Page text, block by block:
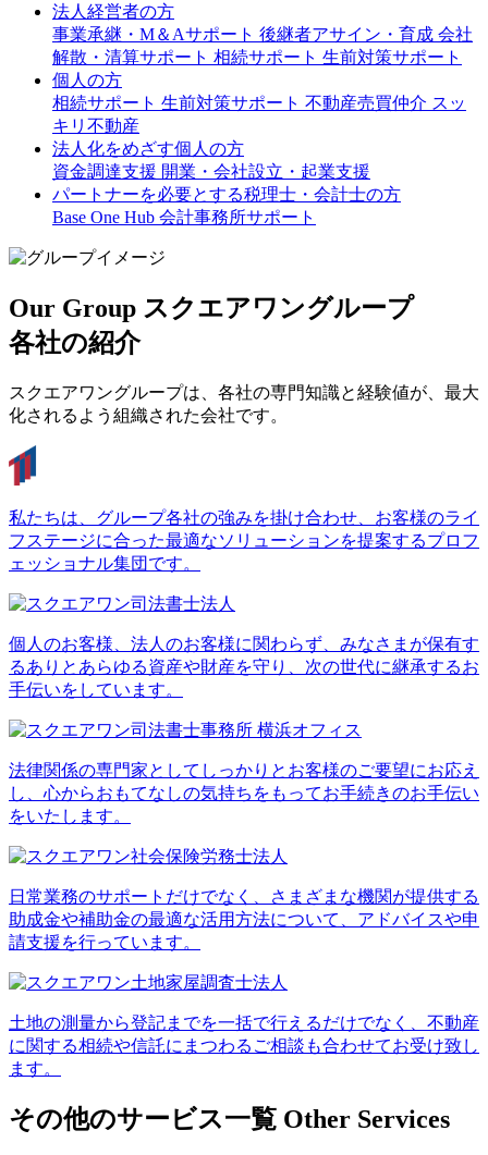
法人経営者の方
事業承継・M＆Aサポート 後継者アサイン・育成 会社
解散・清算サポート 相続サポート 生前対策サポート
個人の方
相続サポート 生前対策サポート 不動産売買仲介 スッ
キリ不動産
法人化をめざす個人の方
資金調達支援 開業・会社設立・起業支援
パートナーを必要とする税理士・会計士の方
Base One Hub 会計事務所サポート
Our Group スクエアワングループ
各社の紹介
スクエアワングループは、各社の専門知識と経験値が、最大
化されるよう組織された会社です。
私たちは、グループ各社の強みを掛け合わせ、お客様のライ
フステージに合った最適なソリューションを提案するプロフ
ェッショナル集団です。
個人のお客様、法人のお客様に関わらず、みなさまが保有す
るありとあらゆる資産や財産を守り、次の世代に継承するお
手伝いをしています。
法律関係の専門家としてしっかりとお客様のご要望にお応え
し、心からおもてなしの気持ちをもってお手続きのお手伝い
をいたします。
日常業務のサポートだけでなく、さまざまな機関が提供する
助成金や補助金の最適な活用方法について、アドバイスや申
請支援を行っています。
土地の測量から登記までを一括で行えるだけでなく、不動産
に関する相続や信託にまつわるご相談も合わせてお受け致し
ます。
その他のサービス一覧 Other Services